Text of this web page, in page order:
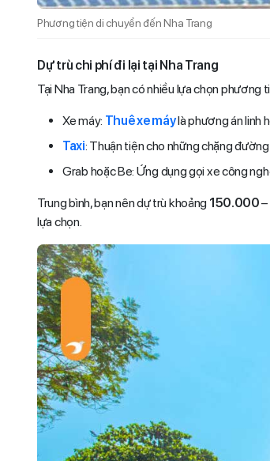
Phương tiện di chuyển đến Nha Trang
Dự trù chi phí đi lại tại Nha Trang
Tại Nha Trang, bạn có nhiều lựa chọn phương
Xe máy: Thuê xe máylà phương án linh
Taxi: Thuận tiện cho những chặng
Grab hoặc Be: Ứng dụng gọi xe công
Trung bình, bạn nên dự trù khoảng 150.000–
lựa chọn.